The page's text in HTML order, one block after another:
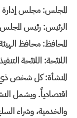
المجلس: مجلس إدارة
الرئيس: رئيس
المحافظ: محافظ
اللائحة: اللائحة
المنشأة: كل شخص ذي
اقتصادياً. ويشمل
والخدمية، وشراء